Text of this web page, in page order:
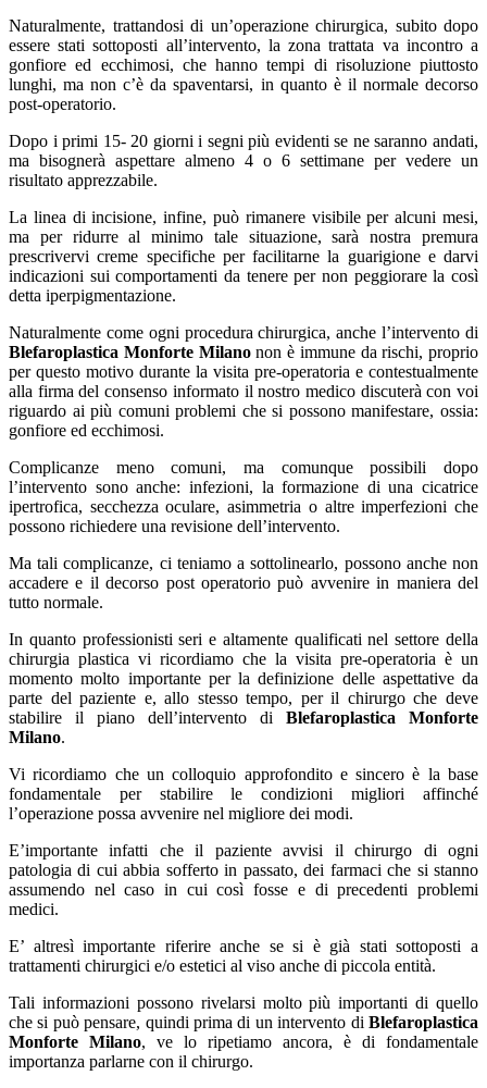
Naturalmente, trattandosi di un’operazione chirurgica, subito dopo
essere stati sottoposti all’intervento, la zona trattata va incontro a
gonfiore ed ecchimosi, che hanno tempi di risoluzione piuttosto
lunghi, ma non c’è da spaventarsi, in quanto è il normale decorso
post-operatorio.
Dopo i primi 15- 20 giorni i segni più evidenti se ne saranno andati,
ma bisognerà aspettare almeno 4 o 6 settimane per vedere un
risultato apprezzabile.
La linea di incisione, infine, può rimanere visibile per alcuni mesi,
ma per ridurre al minimo tale situazione, sarà nostra premura
prescrivervi creme specifiche per facilitarne la guarigione e darvi
indicazioni sui comportamenti da tenere per non peggiorare la così
detta iperpigmentazione.
Naturalmente come ogni procedura chirurgica, anche l’intervento di
Blefaroplastica Monforte Milanonon è immune da rischi, proprio
per questo motivo durante la visita pre-operatoria e contestualmente
alla firma del consenso informato il nostro medico discuterà con voi
riguardo ai più comuni problemi che si possono manifestare, ossia:
gonfiore ed ecchimosi.
Complicanze meno comuni, ma comunque possibili dopo
l’intervento sono anche: infezioni, la formazione di una cicatrice
ipertrofica, secchezza oculare, asimmetria o altre imperfezioni che
possono richiedere una revisione dell’intervento.
Ma tali complicanze, ci teniamo a sottolinearlo, possono anche non
accadere e il decorso post operatorio può avvenire in maniera del
tutto normale.
In quanto professionisti seri e altamente qualificati nel settore della
chirurgia plastica vi ricordiamo che la visita pre-operatoria è un
momento molto importante per la definizione delle aspettative da
parte del paziente e, allo stesso tempo, per il chirurgo che deve
stabilire il piano dell’intervento di Blefaroplastica Monforte
Milano.
Vi ricordiamo che un colloquio approfondito e sincero è la base
fondamentale per stabilire le condizioni migliori affinché
l’operazione possa avvenire nel migliore dei modi.
E’importante infatti che il paziente avvisi il chirurgo di ogni
patologia di cui abbia sofferto in passato, dei farmaci che si stanno
assumendo nel caso in cui così fosse e di precedenti problemi
medici.
E’ altresì importante riferire anche se si è già stati sottoposti a
trattamenti chirurgici e/o estetici al viso anche di piccola entità.
Tali informazioni possono rivelarsi molto più importanti di quello
che si può pensare, quindi prima di un intervento di Blefaroplastica
Monforte Milano, ve lo ripetiamo ancora, è di fondamentale
importanza parlarne con il chirurgo.